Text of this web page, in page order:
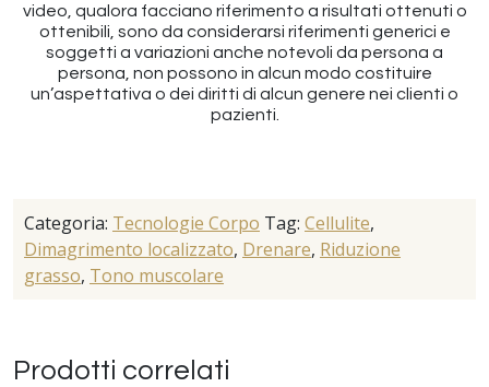
video, qualora facciano riferimento a risultati ottenuti o
ottenibili, sono da considerarsi riferimenti generici e
soggetti a variazioni anche notevoli da persona a
persona, non possono in alcun modo costituire
un’aspettativa o dei diritti di alcun genere nei clienti o
pazienti.
Categoria: Tecnologie Corpo Tag: Cellulite,
Dimagrimento localizzato, Drenare, Riduzione
grasso, Tono muscolare
Prodotti correlati